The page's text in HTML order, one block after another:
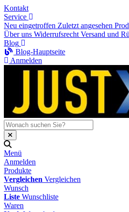
Kontakt
Service
Neu eingetroffen Zuletzt angesehen
Über uns Widerrufsrecht Versand und
Blog
Blog-Hauptseite
Anmelden
Menü
Anmelden
Produkte
Vergleichen Vergleichen
Wunsch
Liste Wunschliste
Waren